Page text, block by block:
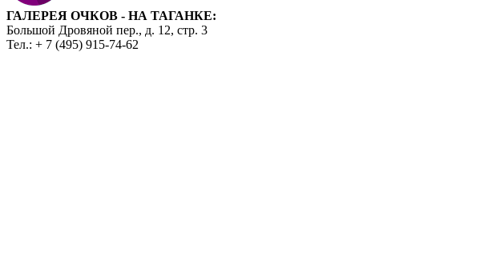
ГАЛЕРЕЯ ОЧКОВ - НА ТАГАНКЕ:
Большой Дровяной пер., д. 12, стр. 3
Тел.: + 7 (495) 915-74-62